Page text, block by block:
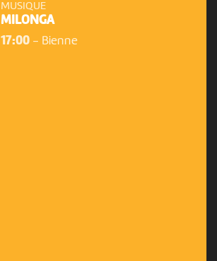
MUSIQUE
MILONGA
17:00- Bienne